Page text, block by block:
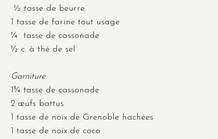
½ tasse de beurre
1 tasse de farine tout usage
¼ tasse de cassonade
½ c. à thé de sel
Garniture
1¾ tasse de cassonade
2 œufs battus
1 tasse de noix de Grenoble hachées
1 tasse de noix de coco